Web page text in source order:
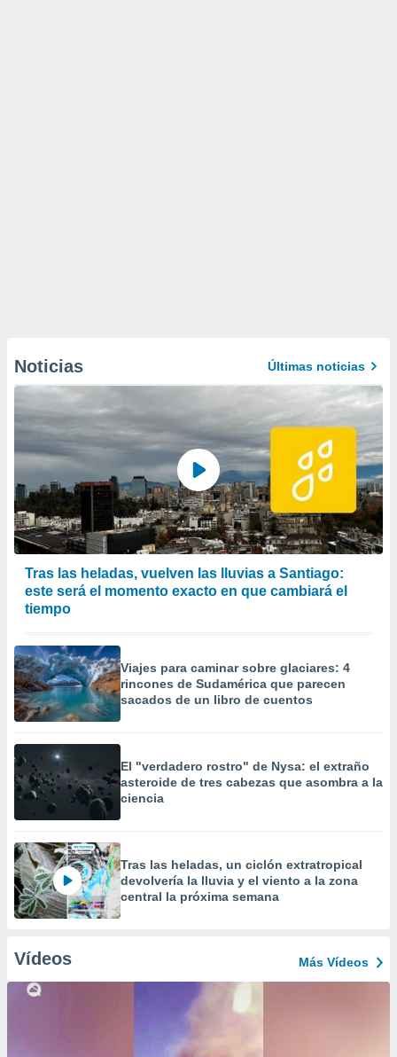
Noticias Últimas noticias
Tras las heladas, vuelven las lluvias a Santiago:
este será el momento exacto en que cambiará el
tiempo
Viajes para caminar sobre glaciares: 4
rincones de Sudamérica que parecen
sacados de un libro de cuentos
El "verdadero rostro" de Nysa: el extraño
asteroide de tres cabezas que asombra a la
ciencia
Tras las heladas, un ciclón extratropical
devolvería la lluvia y el viento a la zona
central la próxima semana
Vídeos Más Vídeos